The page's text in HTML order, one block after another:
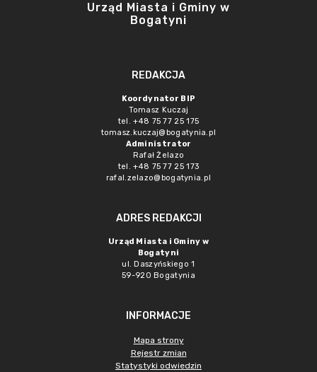
Urząd Miasta i Gminy w
Bogatyni
REDAKCJA
Koordynator BIP
Tomasz Kuczaj
tel. +48 75 77 25 175
tomasz.kuczaj@bogatynia.pl
Administrator
Rafał Żelazo
tel. +48 75 77 25 173
rafal.zelazo@bogatynia.pl
ADRES REDAKCJI
Urząd Miasta i Gminy w
Bogatyni
ul. Daszyńskiego 1
59-920 Bogatynia
INFORMACJE
Mapa strony
Rejestr zmian
Statystyki odwiedzin